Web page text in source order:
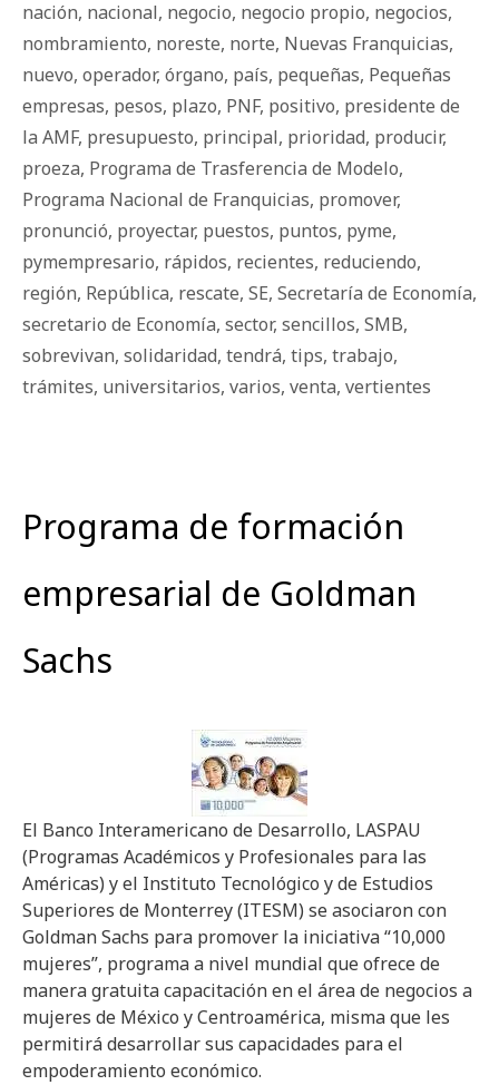
nación, nacional, negocio, negocio propio, negocios,
nombramiento, noreste, norte, Nuevas Franquicias,
nuevo, operador, órgano, país, pequeñas, Pequeñas
empresas, pesos, plazo, PNF, positivo, presidente de
la AMF, presupuesto, principal, prioridad, producir,
proeza, Programa de Trasferencia de Modelo,
Programa Nacional de Franquicias, promover,
pronunció, proyectar, puestos, puntos, pyme,
pymempresario, rápidos, recientes, reduciendo,
región, República, rescate, SE, Secretaría de Economía,
secretario de Economía, sector, sencillos, SMB,
sobrevivan, solidaridad, tendrá, tips, trabajo,
trámites, universitarios, varios, venta, vertientes
Programa de formación
empresarial de Goldman
Sachs
El Banco Interamericano de Desarrollo, LASPAU
(Programas Académicos y Profesionales para las
Américas) y el Instituto Tecnológico y de Estudios
Superiores de Monterrey (ITESM) se asociaron con
Goldman Sachs para promover la iniciativa “10,000
mujeres”, programa a nivel mundial que ofrece de
manera gratuita capacitación en el área de negocios a
mujeres de México y Centroamérica, misma que les
permitirá desarrollar sus capacidades para el
empoderamiento económico.